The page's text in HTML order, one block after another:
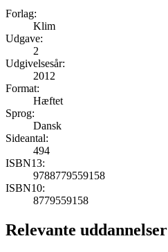
Forlag:
Klim
Udgave:
2
Udgivelsesår:
2012
Format:
Hæftet
Sprog:
Dansk
Sideantal:
494
ISBN13:
9788779559158
ISBN10:
8779559158
Relevante uddannelser